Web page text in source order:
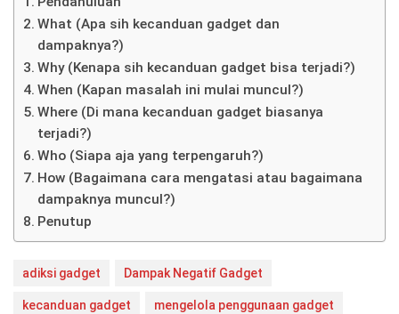
What (Apa sih kecanduan gadget dan
dampaknya?)
Why (Kenapa sih kecanduan gadget bisa terjadi?)
When (Kapan masalah ini mulai muncul?)
Where (Di mana kecanduan gadget biasanya
terjadi?)
Who (Siapa aja yang terpengaruh?)
How (Bagaimana cara mengatasi atau bagaimana
dampaknya muncul?)
Penutup
adiksi gadget Dampak Negatif Gadget
kecanduan gadget mengelola penggunaan gadget